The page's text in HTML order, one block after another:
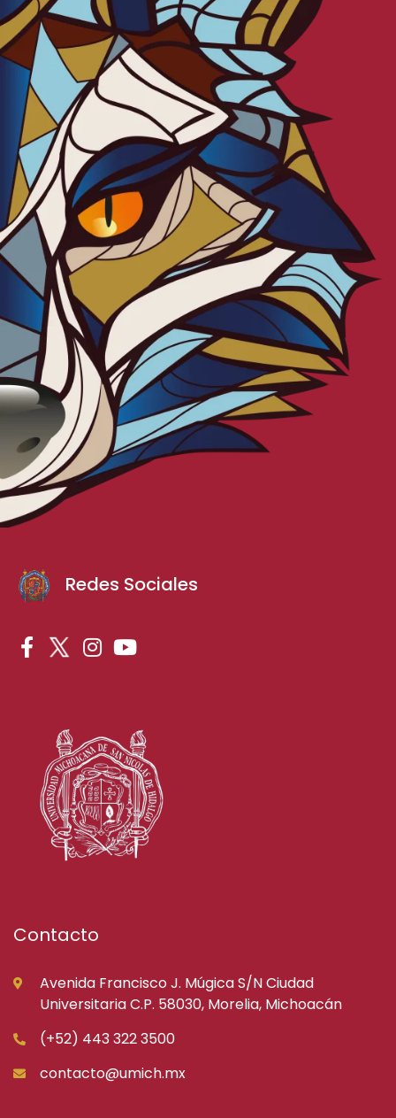
Redes Sociales
Contacto
Avenida Francisco J. Múgica S/N Ciudad
Universitaria C.P. 58030, Morelia, Michoacán
(+52) 443 322 3500
contacto@umich.mx